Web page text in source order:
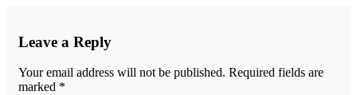
Leave a Reply
Your email address will not be published. Required fields are
marked *